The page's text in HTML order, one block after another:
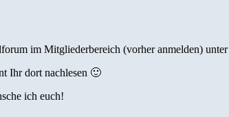
im Mitgliederbereich (vorher anmelden) unter
Ihr dort nachlesen 🙂
ich euch!